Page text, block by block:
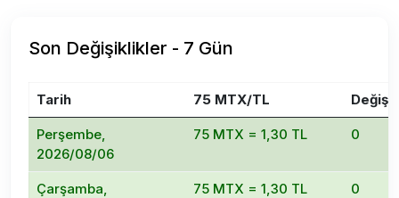
Son Değişiklikler - 7 Gün
Tarih 75 MTX/TL
Perşembe,
2026/08/06
75 MTX = 1,30 TL 0
Çarşamba,
75 MTX = 1,30 TL 0